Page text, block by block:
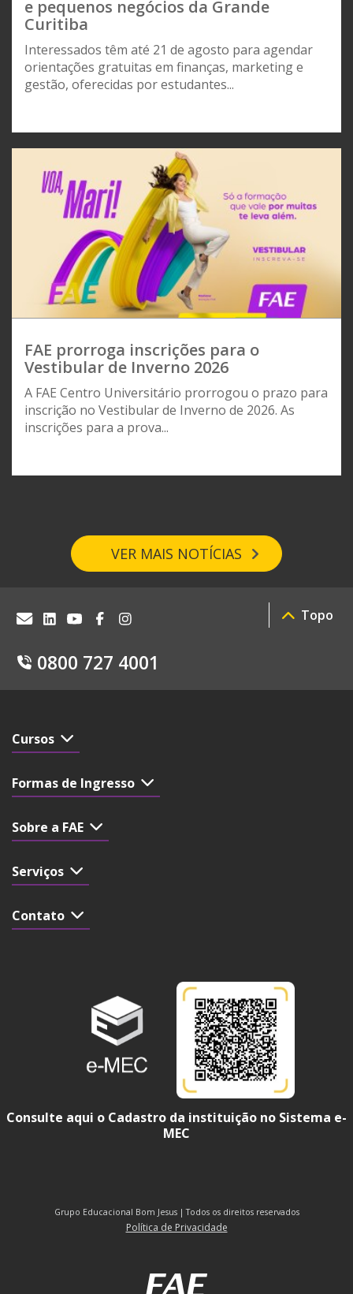
e pequenos negócios da Grande
Curitiba
Interessados têm até 21 de agosto para agendar
orientações gratuitas em finanças, marketing e
gestão, oferecidas por estudantes...
FAE prorroga inscrições para o
Vestibular de Inverno 2026
A FAE Centro Universitário prorrogou o prazo para
inscrição no Vestibular de Inverno de 2026. As
inscrições para a prova...
VER MAIS NOTÍCIAS
0800 727 4001
Topo
Cursos
Formas de Ingresso
Sobre a FAE
Serviços
Contato
Consulte aqui o Cadastro da instituição no Sistema e-
MEC
Grupo Educacional Bom Jesus | Todos os direitos reservados
Política de Privacidade